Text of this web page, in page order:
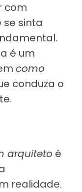
com
sinta
é um
como
conduza o
arquiteto é
realidade.